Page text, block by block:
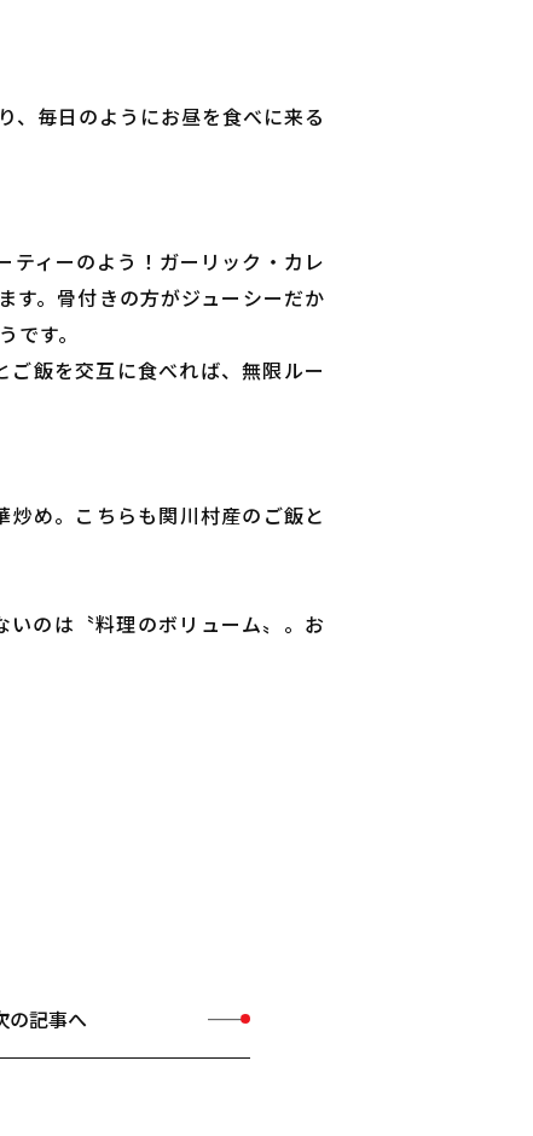
、毎日のようにお昼を食べに来る
ティーのよう！ガーリック・カレ
す。骨付きの方がジューシーだか
す。
飯を交互に食べれば、無限ルー
め。こちらも関川村産のご飯と
のは〝料理のボリューム〟。お
の記事へ